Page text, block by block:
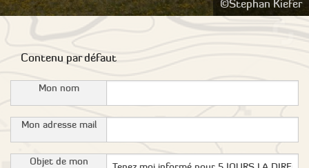
©Stephan Kiefer
Contenu par défaut
Mon nom
Mon adresse mail
Objet de mon